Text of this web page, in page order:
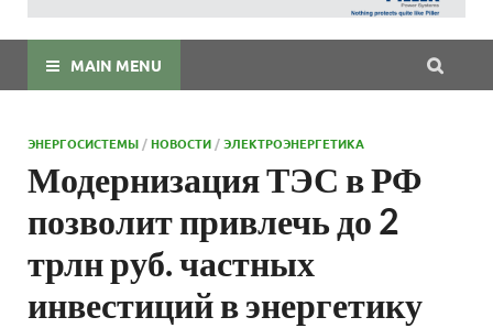
MAIN MENU
ЭНЕРГОСИСТЕМЫ /НОВОСТИ /ЭЛЕКТРОЭНЕРГЕТИКА
Модернизация ТЭС в РФ
позволит привлечь до 2
трлн руб. частных
инвестиций в энергетику